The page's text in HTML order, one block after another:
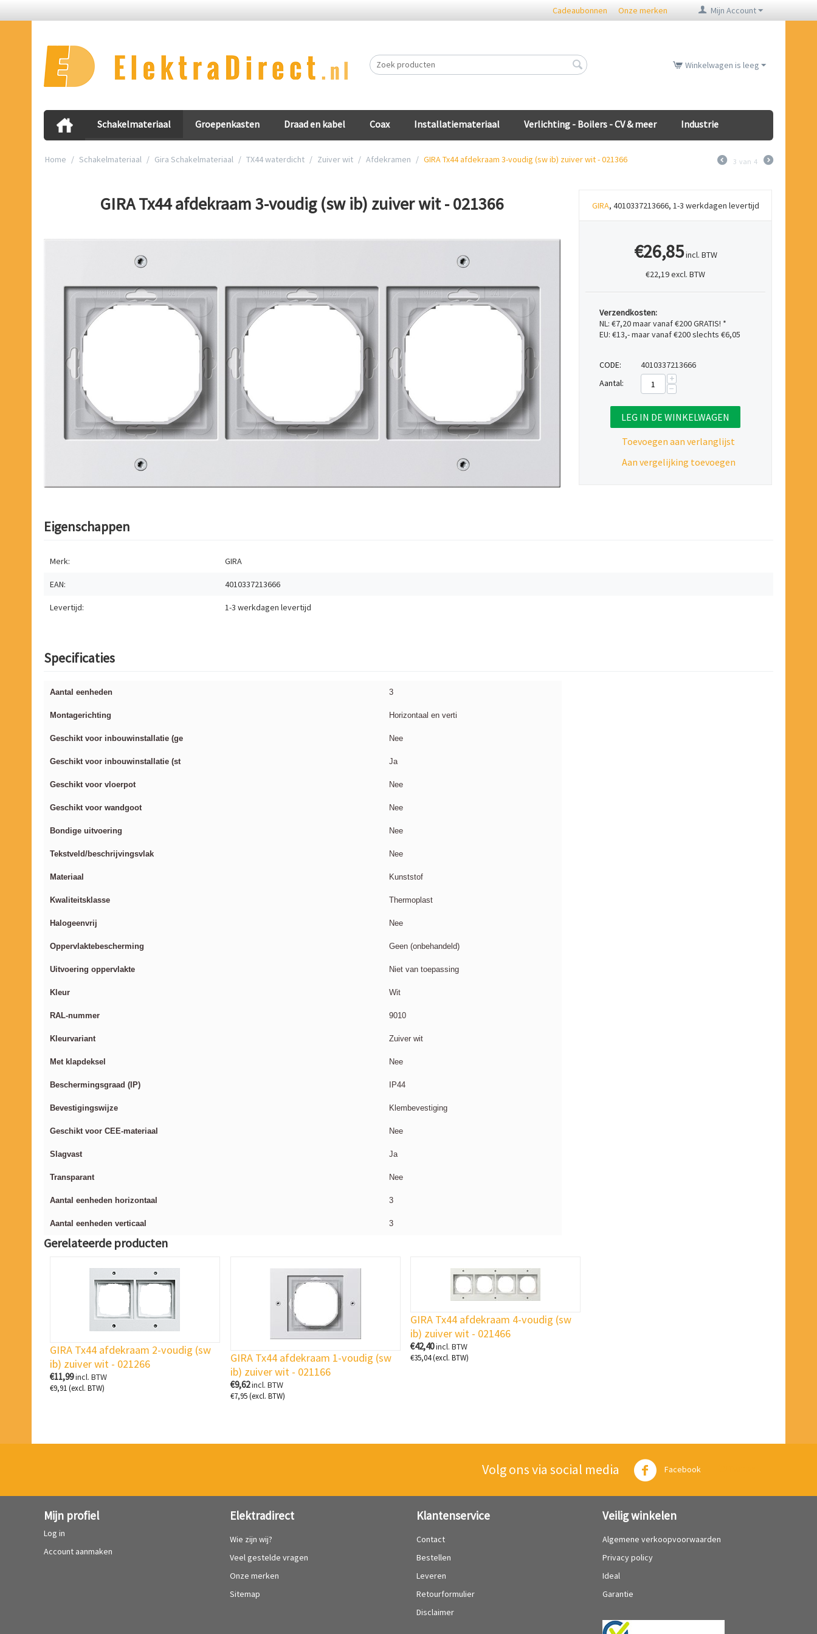
Mijn Account
Cadeaubonnen Onze merken
Winkelwagen is leeg
Schakelmateriaal Groepenkasten Draad en kabel Coax Installatiemateriaal Verlichting - Boilers - CV & meer Industrie
Home / Schakelmateriaal / Gira Schakelmateriaal / TX44 waterdicht / Zuiver wit / Afdekramen / GIRA Tx44 afdekraam 3-voudig (sw ib) zuiver wit - 021366 3 van 4
GIRA Tx44 afdekraam 3-voudig (sw ib) zuiver wit - 021366 GIRA, 4010337213666, 1-3 werkdagen levertijd
€26,85incl. BTW
€22,19 excl. BTW
Verzendkosten:
NL: €7,20 maar vanaf €200 GRATIS! *
EU: €13,- maar vanaf €200 slechts €6,05
CODE:
4010337213666
Aantal:
+
−
LEG IN DE WINKELWAGEN
Toevoegen aan verlanglijst
Aan vergelijking toevoegen
Eigenschappen
Merk: GIRA
EAN: 4010337213666
Levertijd: 1-3 werkdagen levertijd
Specificaties
Aantal eenheden 3
Montagerichting Horizontaal en verti
Geschikt voor inbouwinstallatie (ge Nee
Geschikt voor inbouwinstallatie (st Ja
Geschikt voor vloerpot Nee
Geschikt voor wandgoot Nee
Bondige uitvoering Nee
Tekstveld/beschrijvingsvlak Nee
Materiaal Kunststof
Kwaliteitsklasse Thermoplast
Halogeenvrij Nee
Oppervlaktebescherming Geen (onbehandeld)
Uitvoering oppervlakte Niet van toepassing
Kleur Wit
RAL-nummer 9010
Kleurvariant Zuiver wit
Met klapdeksel Nee
Beschermingsgraad (IP) IP44
Bevestigingswijze Klembevestiging
Geschikt voor CEE-materiaal Nee
Slagvast Ja
Transparant Nee
Aantal eenheden horizontaal 3
Aantal eenheden verticaal 3
Gerelateerde producten
GIRA Tx44 afdekraam 2-voudig (sw
ib) zuiver wit - 021266
€11,99incl. BTW
€9,91(excl. BTW)
GIRA Tx44 afdekraam 1-voudig (sw
ib) zuiver wit - 021166
€9,62incl. BTW
€7,95(excl. BTW)
GIRA Tx44 afdekraam 4-voudig (sw
ib) zuiver wit - 021466
€42,40incl. BTW
€35,04(excl. BTW)
Volg ons via social media Facebook
Mijn profiel
Log in
Account aanmaken
Elektradirect
Wie zijn wij?
Veel gestelde vragen
Onze merken
Sitemap
Klantenservice
Contact
Bestellen
Leveren
Retourformulier
Disclaimer
Veilig winkelen
Algemene verkoopvoorwaarden
Privacy policy
Ideal
Garantie